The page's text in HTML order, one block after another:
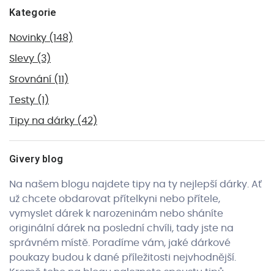
Kategorie
Novinky (148)
Slevy (3)
Srovnání (11)
Testy (1)
Tipy na dárky (42)
Givery blog
Na našem blogu najdete tipy na ty nejlepší dárky. Ať
už chcete obdarovat přítelkyni nebo přítele,
vymyslet dárek k narozeninám nebo sháníte
originální dárek na poslední chvíli, tady jste na
správném místě. Poradíme vám, jaké dárkové
poukazy budou k dané příležitosti nejvhodnější.